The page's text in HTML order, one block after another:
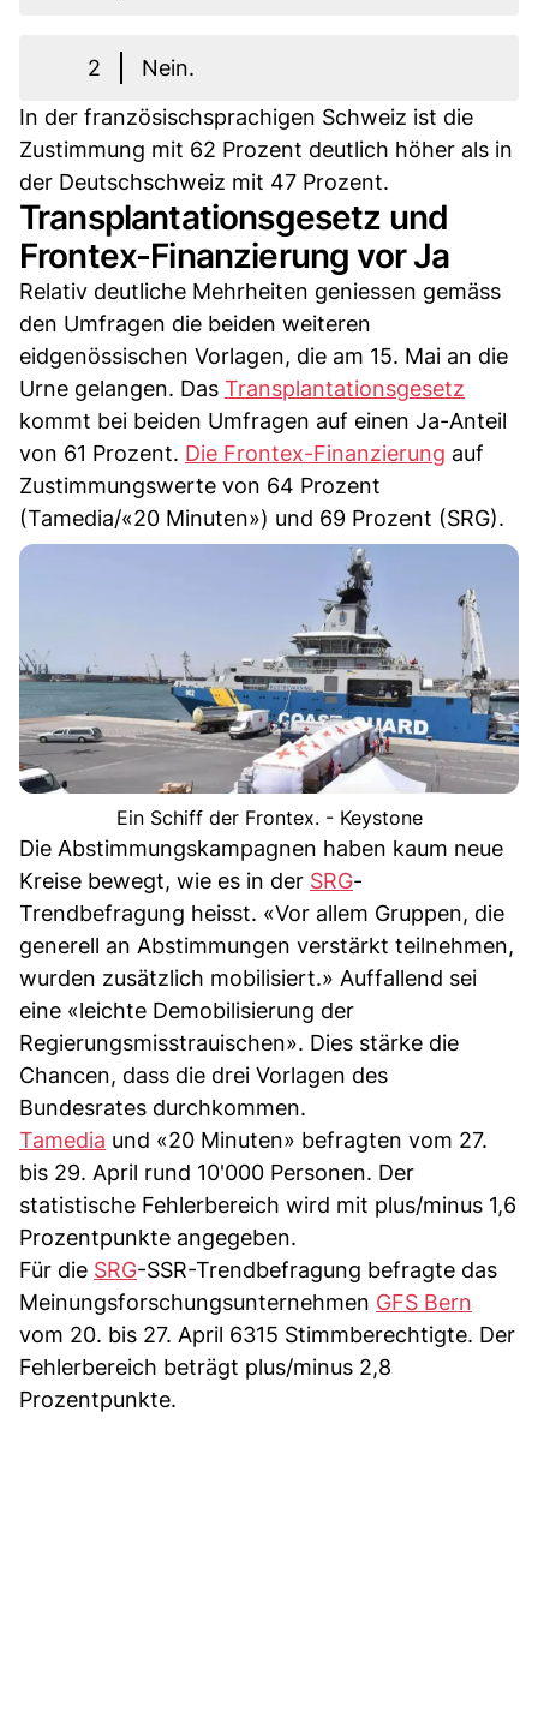
2
Nein.
In der französischsprachigen Schweiz ist die
Zustimmung mit 62 Prozent deutlich höher als in
der Deutschschweiz mit 47 Prozent.
Transplantationsgesetz und
Frontex-Finanzierung vor Ja
Relativ deutliche Mehrheiten geniessen gemäss
den Umfragen die beiden weiteren
eidgenössischen Vorlagen, die am 15. Mai an die
Urne gelangen. Das Transplantationsgesetz
kommt bei beiden Umfragen auf einen Ja-Anteil
von 61 Prozent. Die Frontex-Finanzierung auf
Zustimmungswerte von 64 Prozent
(Tamedia/«20 Minuten») und 69 Prozent (SRG).
Ein Schiff der Frontex. - Keystone
Die Abstimmungskampagnen haben kaum neue
Kreise bewegt, wie es in der SRG-
Trendbefragung heisst. «Vor allem Gruppen, die
generell an Abstimmungen verstärkt teilnehmen,
wurden zusätzlich mobilisiert.» Auffallend sei
eine «leichte Demobilisierung der
Regierungsmisstrauischen». Dies stärke die
Chancen, dass die drei Vorlagen des
Bundesrates durchkommen.
Tamedia und «20 Minuten» befragten vom 27.
bis 29. April rund 10'000 Personen. Der
statistische Fehlerbereich wird mit plus/minus 1,6
Prozentpunkte angegeben.
Für die SRG-SSR-Trendbefragung befragte das
Meinungsforschungsunternehmen GFS Bern
vom 20. bis 27. April 6315 Stimmberechtigte. Der
Fehlerbereich beträgt plus/minus 2,8
Prozentpunkte.